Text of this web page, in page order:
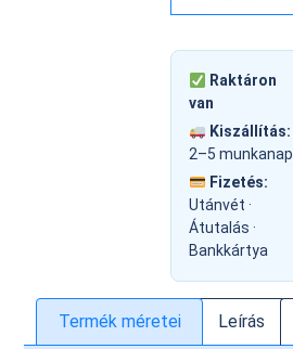
Raktáron
van
Kiszállítás:
2–5 munkanap
Fizetés:
Utánvét ·
Átutalás ·
Bankkártya
Termék méretei Leírás